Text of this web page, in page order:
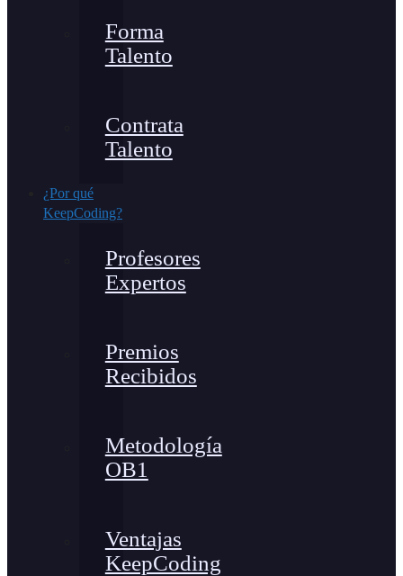
Forma
Talento
Contrata
Talento
¿Por qué
KeepCoding?
Profesores
Expertos
Premios
Recibidos
Metodología
OB1
Ventajas
KeepCoding